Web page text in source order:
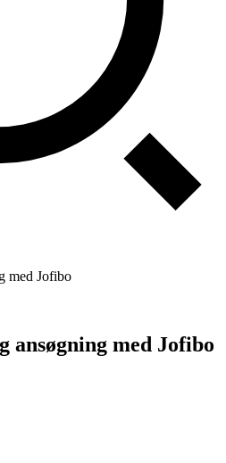
med Jofibo
ansøgning med Jofibo